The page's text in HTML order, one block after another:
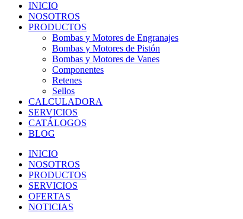
INICIO
NOSOTROS
PRODUCTOS
Bombas y Motores de Engranajes
Bombas y Motores de Pistón
Bombas y Motores de Vanes
Componentes
Retenes
Sellos
CALCULADORA
SERVICIOS
CATÁLOGOS
BLOG
INICIO
NOSOTROS
PRODUCTOS
SERVICIOS
OFERTAS
NOTICIAS